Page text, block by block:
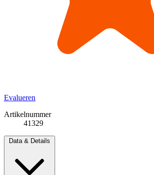
Evalueren
Artikelnummer
41329
Data & Details